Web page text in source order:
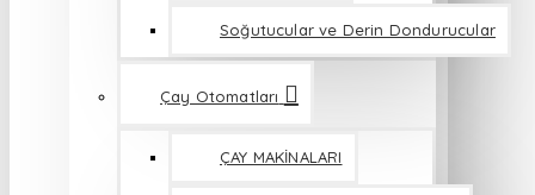
Soğutucular ve Derin Dondurucular
Çay Otomatları
ÇAY MAKİNALARI